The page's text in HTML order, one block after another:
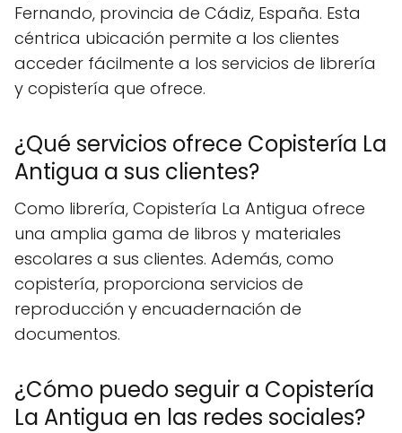
Fernando, provincia de Cádiz, España. Esta
céntrica ubicación permite a los clientes
acceder fácilmente a los servicios de librería
y copistería que ofrece.
¿Qué servicios ofrece Copistería La
Antigua a sus clientes?
Como librería, Copistería La Antigua ofrece
una amplia gama de libros y materiales
escolares a sus clientes. Además, como
copistería, proporciona servicios de
reproducción y encuadernación de
documentos.
¿Cómo puedo seguir a Copistería
La Antigua en las redes sociales?